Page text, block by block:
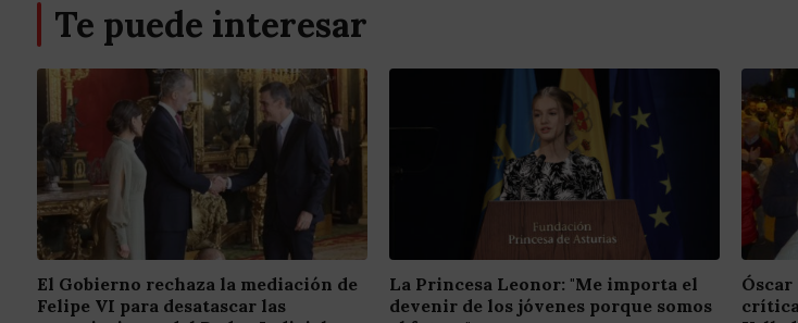
Te puede interesar
El Gobierno rechaza la mediación de
Felipe VI para desatascar las
La Princesa Leonor: "Me importa el
devenir de los jóvenes porque somos